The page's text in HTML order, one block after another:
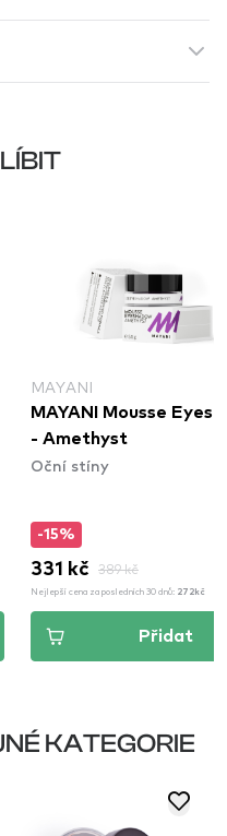
MAYANI
MAYANI Mousse
- Amethyst
Oční stíny
-15%
331 kč 389 kč
Nejlepší cena za posledních 30 dnů: 272kč
Přidat
KATEGORIE